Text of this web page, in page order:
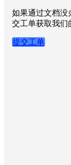
如果通过文档没
交工单获取我们
提交工单